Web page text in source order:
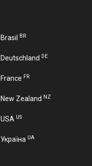
Brasil BR
Deutschland DE
France FR
New Zealand NZ
USA US
Україна UA